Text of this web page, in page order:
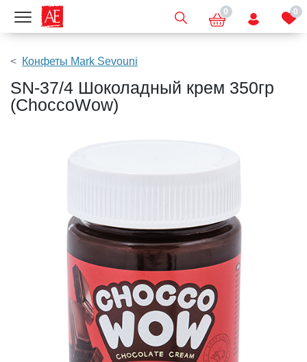
Показать меню 0 0
Конфеты Mark Sevouni
SN-37/4 Шоколадный крем 350гр
(ChoccoWow)